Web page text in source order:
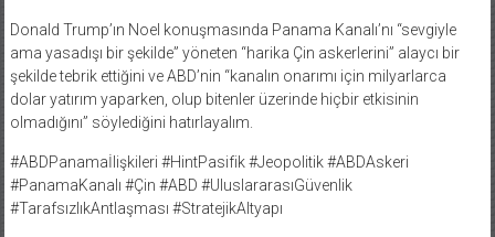
Donald Trump’ın Noel konuşmasında Panama Kanalı’nı “sevgiyle
ama yasadışı bir şekilde” yöneten “harika Çin askerlerini” alaycı bir
şekilde tebrik ettiğini ve ABD’nin “kanalın onarımı için milyarlarca
dolar yatırım yaparken, olup bitenler üzerinde hiçbir etkisinin
olmadığını” söylediğini hatırlayalım.
#ABDPanamaİlişkileri #HintPasifik #Jeopolitik #ABDAskeri
#PanamaKanalı #Çin #ABD #UluslararasıGüvenlik
#TarafsızlıkAntlaşması #StratejikAltyapı